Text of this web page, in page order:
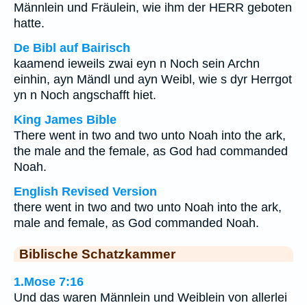
Männlein und Fräulein, wie ihm der HERR geboten
hatte.
De Bibl auf Bairisch
kaamend ieweils zwai eyn n Noch sein Archn
einhin, ayn Mändl und ayn Weibl, wie s dyr Herrgot
yn n Noch angschafft hiet.
King James Bible
There went in two and two unto Noah into the ark,
the male and the female, as God had commanded
Noah.
English Revised Version
there went in two and two unto Noah into the ark,
male and female, as God commanded Noah.
Biblische Schatzkammer
1.Mose 7:16
Und das waren Männlein und Weiblein von allerlei